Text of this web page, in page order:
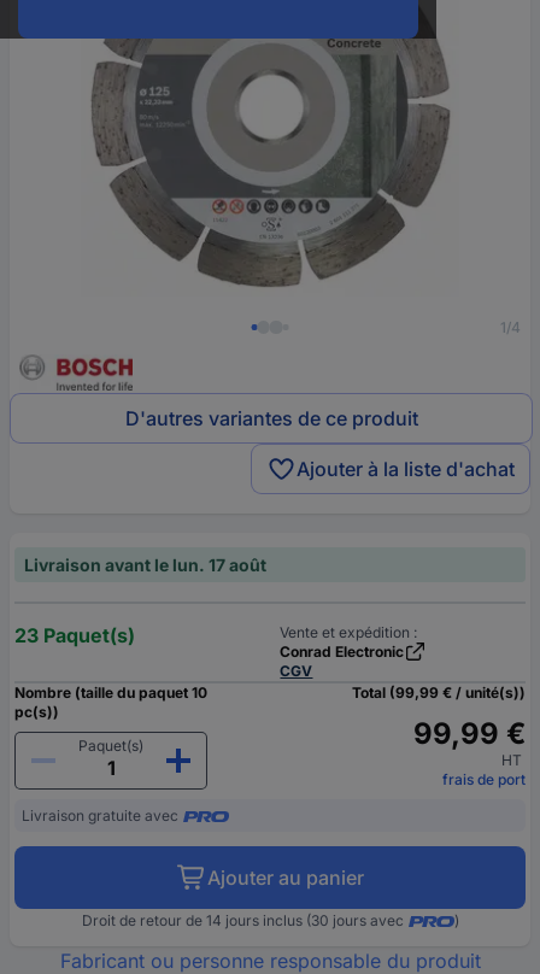
1/4
D'autres variantes de ce produit
Ajouter à la liste d'achat
Livraison avant le lun. 17 août
23 Paquet(s)
Vente et expédition :
Conrad Electronic
CGV
Nombre (taille du paquet 10
pc(s))
Paquet(s)
Total (99,99 € / unité(s))
99,99 €
HT
frais de port
Livraison gratuite avec
Ajouter au panier
Droit de retour de 14 jours inclus (30 jours avec )
Fabricant ou personne responsable du produit